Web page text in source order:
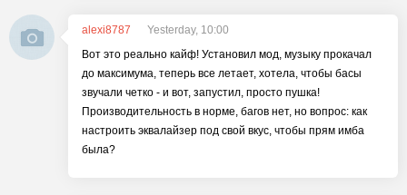
alexi8787
Yesterday, 10:00
Вот это реально кайф! Установил мод, музыку прокачал
до максимума, теперь все летает, хотела, чтобы басы
звучали четко - и вот, запустил, просто пушка!
Производительность в норме, багов нет, но вопрос: как
настроить эквалайзер под свой вкус, чтобы прям имба
была?